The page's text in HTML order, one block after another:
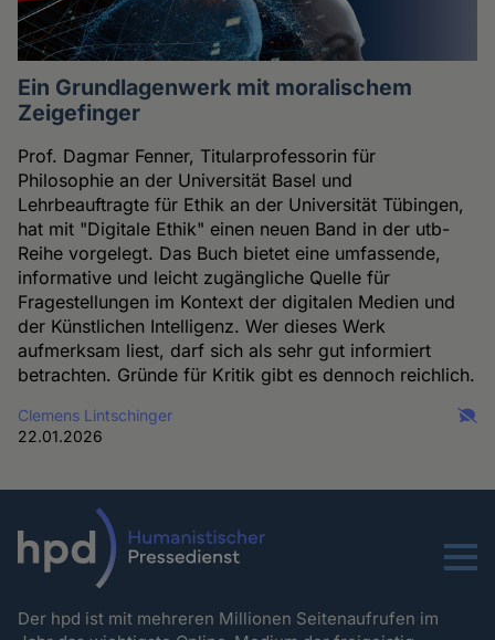
Ein Grundlagenwerk mit moralischem
Zeigefinger
Prof. Dagmar Fenner, Titularprofessorin für
Philosophie an der Universität Basel und
Lehrbeauftragte für Ethik an der Universität Tübingen,
hat mit "Digitale Ethik" einen neuen Band in der utb-
Reihe vorgelegt. Das Buch bietet eine umfassende,
informative und leicht zugängliche Quelle für
Fragestellungen im Kontext der digitalen Medien und
der Künstlichen Intelligenz. Wer dieses Werk
aufmerksam liest, darf sich als sehr gut informiert
betrachten. Gründe für Kritik gibt es dennoch reichlich.
Clemens Lintschinger
22.01.2026
Menu
Der hpd ist mit mehreren Millionen Seitenaufrufen im